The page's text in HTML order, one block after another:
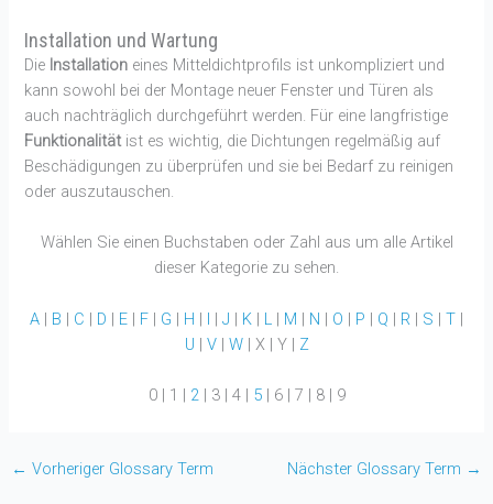
Installation und Wartung
Die Installation eines Mitteldichtprofils ist unkompliziert und
kann sowohl bei der Montage neuer Fenster und Türen als
auch nachträglich durchgeführt werden. Für eine langfristige
Funktionalitätist es wichtig, die Dichtungen regelmäßig auf
Beschädigungen zu überprüfen und sie bei Bedarf zu reinigen
oder auszutauschen.
Wählen Sie einen Buchstaben oder Zahl aus um alle Artikel
dieser Kategorie zu sehen.
A | B | C | D | E | F | G | H | I | J | K | L | M | N | O | P | Q | R | S | T |
U | V| W| X | Y | Z
0 | 1 | 2| 3 | 4 | 5| 6 | 7 | 8 | 9
← Vorheriger Glossary Term Nächster Glossary Term →